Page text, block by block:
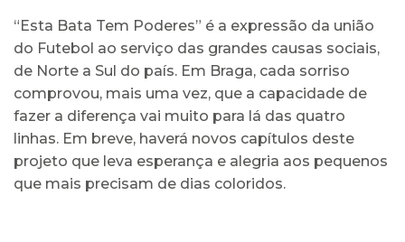
“Esta Bata Tem Poderes” é a expressão da união
do Futebol ao serviço das grandes causas sociais,
de Norte a Sul do país. Em Braga, cada sorriso
comprovou, mais uma vez, que a capacidade de
fazer a diferença vai muito para lá das quatro
linhas. Em breve, haverá novos capítulos deste
projeto que leva esperança e alegria aos pequenos
que mais precisam de dias coloridos.